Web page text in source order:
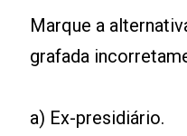
Marque a
grafada
a) Ex-presidiário.